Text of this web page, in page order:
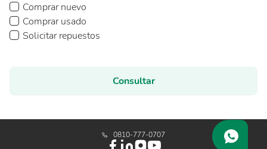
Comprar nuevo
Comprar usado
Solicitar repuestos
Consultar
0810-777-0707